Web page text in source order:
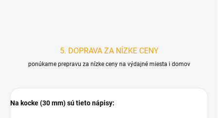
5. DOPRAVA ZA NÍZKE CENY
ponúkame prepravu za nízke ceny na výdajné miesta i domov
Na kocke (30 mm) sú tieto nápisy: